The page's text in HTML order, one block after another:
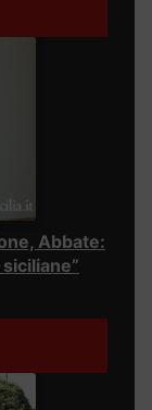
Abbate: